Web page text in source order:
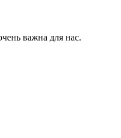
важна для нас.